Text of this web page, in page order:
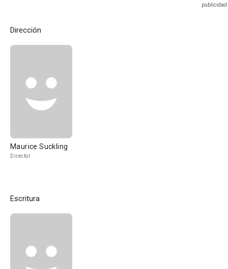
Dirección
Maurice Suckling
Director
Escritura